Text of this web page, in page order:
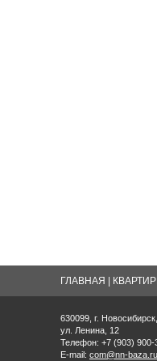
ГЛАВНАЯ
630099, г. Новосибирск,
ул. Ленина, 12
Телефон: +7 (903) 900-
E-mail: com@nn-baza.ru